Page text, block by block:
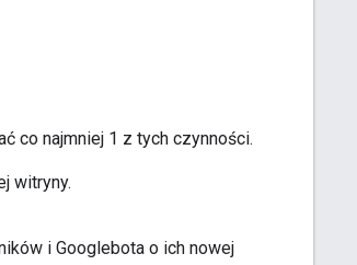
co najmniej 1 z tych czynności.
witryny.
i Googlebota o ich nowej